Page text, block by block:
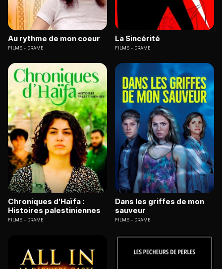
Au rythme de mon coeur
FILMS DRAME
La Sincérité
FILMS DRAME
Chroniques d'Haïfa :
Histoires palestiniennes
FILMS DRAME
Dans les griffes de mon
sauveur
FILMS DRAME